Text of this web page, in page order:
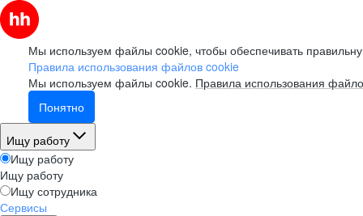
Мы используем файлы cookie, чтобы обеспечивать
Правила использования файлов cookie
Мы используем файлы cookie. Правила использования
Понятно
Ищу работу
Ищу работу
Ищу работу
Ищу сотрудника
Сервисы